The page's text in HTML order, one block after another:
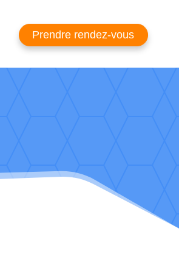
Prendre rendez-vous